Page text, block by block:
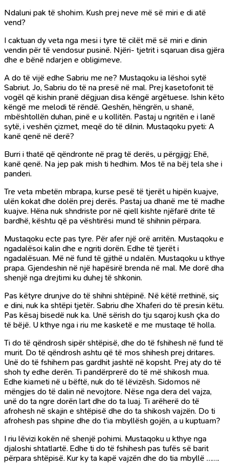
Ndaluni pak të shohim. Kush prej neve më së miri e di atë
vend?
I caktuan dy veta nga mesi i tyre të cilët më së miri e dinin
vendin për të vendosur pusinë. Njëri- tjetrit i sqaruan disa gjëra
dhe e bënë ndarjen e obligimeve.
A do të vijë edhe Sabriu me ne? Mustaqoku ia lëshoi sytë
Sabriut. Jo, Sabriu do të na presë në mal. Prej kasetofonit të
vogël që kishin pranë dëgjuan disa këngë argëtuese. Ishin këto
këngë me melodi të rëndë. Qeshën, hëngrën, u shanë,
mbështollën duhan, pinë e u kollitën. Pastaj u ngritën e i lanë
sytë, i veshën çizmet, meqë do të dilnin. Mustaqoku pyeti: A
kanë qenë në derë?
Burri i thatë që qëndronte në prag të derës, u përgjigj: Ehë,
kanë qenë. Na jep pak mish ti hedhim. Mos të na bëj tela she i
panderi.
Tre veta mbetën mbrapa, kurse pesë të tjerët u hipën kuajve,
ulën kokat dhe dolën prej derës. Pastaj ua dhanë me të madhe
kuajve. Hëna nuk shndriste por në qiell kishte njëfarë drite të
bardhë, kështu që pa vështirësi mund të shihnin përpara.
Mustaqoku ecte pas tyre. Për afer një orë arritën. Mustaqoku e
ngadalësoi kalin dhe e ngriti dorën. Edhe të tjerët i
ngadalësuan. Më në fund të gjithë u ndalën. Mustaqoku u kthye
prapa. Gjendeshin në një hapësirë brenda në mal. Me dorë dha
shenjë nga drejtimi ku duhej të shkonin.
Pas këtyre drunjve do të shihni shtëpinë. Në këtë rrethinë, siç
e dini, nuk ka shtëpi tjetër. Sabriu dhe Xhaferi do të presin këtu.
Pas kësaj bisedë nuk ka. Unë sërish do tju sqaroj kush çka do
të bëjë. U kthye nga i riu me kasketë e me mustaqe të holla.
Ti do të qëndrosh sipër shtëpisë, dhe do të fshihesh në fund të
murit. Do të qëndrosh ashtu që të mos shihesh prej dritares.
Unë do të fshihem pas gardhit jashtë në kopsht. Prej aty do të
shoh ty edhe derën. Ti pandërprerë do të më shikosh mua.
Edhe kiameti në u bëftë, nuk do të lëvizësh. Sidomos në
mëngjes do të dalin në nevojtore. Nëse nga dera del vajza,
unë do ta ngre dorën lart dhe do ta luaj. Ti arëherë do të
afrohesh në skajin e shtëpisë dhe do ta shikosh vajzën. Do ti
afrohesh pas shpine dhe do t’ia mbyllësh gojën, a u kuptuam?
I riu lëvizi kokën në shenjë pohimi. Mustaqoku u kthye nga
djaloshi shtatlartë. Edhe ti do të fshihesh pas tufës së barit
përpara shtëpisë. Kur ky ta kapë vajzën dhe do tia mbyllë …….